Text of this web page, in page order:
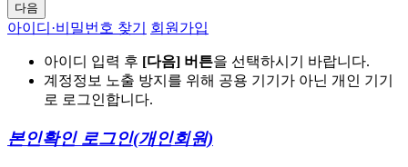
다음
아이디·비밀번호 찾기 회원가입
아이디 입력 후 [다음] 버튼을 선택하시기 바랍니다.
계정정보 노출 방지를 위해 공용 기기가 아닌 개인 기기
로 로그인합니다.
본인확인 로그인(개인회원)